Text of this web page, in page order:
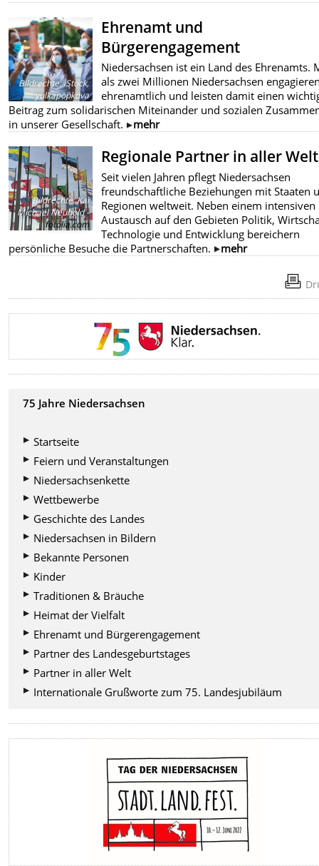
Bildrechte:iStock,
yulkapopkova
Ehrenamt und
Bürgerengagement
Niedersachsen ist ein Land des Ehrenamts.
als zwei Millionen Niedersachsen
ehrenamtlich und leisten damit einen
Beitrag zum solidarischen Miteinander und sozialen
in unserer Gesellschaft.
mehr
Bildrechte:Kai
Michael Neuhold -
fotolia.com
Regionale Partner in aller Welt
Seit vielen Jahren pflegt Niedersachsen
freundschaftliche Beziehungen mit Staaten
Regionen weltweit. Neben einem intensiven
Austausch auf den Gebieten Politik,
Technologie und Entwicklung bereichern
persönliche Besuche die Partnerschaften.
mehr
75 Jahre Niedersachsen
Startseite
Feiern und Veranstaltungen
Niedersachsenkette
Wettbewerbe
Geschichte des Landes
Niedersachsen in Bildern
Bekannte Personen
Kinder
Traditionen & Bräuche
Heimat der Vielfalt
Ehrenamt und Bürgerengagement
Partner des Landesgeburtstages
Partner in aller Welt
Internationale Grußworte zum 75. Landesjubiläum